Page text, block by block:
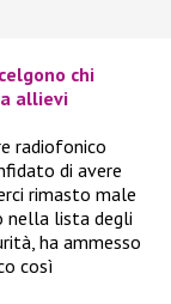
chi
allievi
radiofonico
di avere
rimasto male
nella lista degli
ha ammesso
così